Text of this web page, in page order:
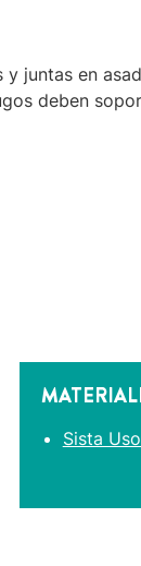
juntas en
deben
Sista